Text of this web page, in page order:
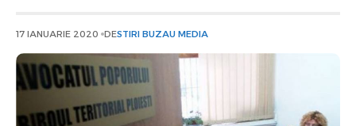
17 IANUARIE 2020 DESTIRI BUZAU MEDIA